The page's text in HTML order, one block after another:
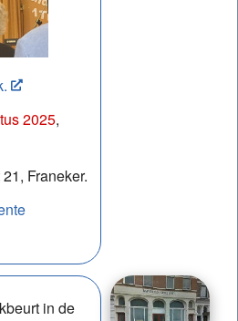
2025,
Franeker.
in de